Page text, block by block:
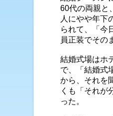
60代の両親と
人にやや年下
られて、「今
員正装でその
結婚式場はホ
で、「結婚式
から、それを
くも「それが
った。